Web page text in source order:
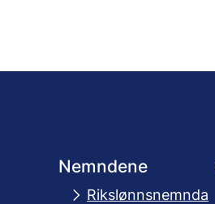
Nemndene
Rikslønnsnemnda